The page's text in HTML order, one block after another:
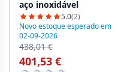
aço inoxidável
5.0(2)
Novo estoque esperado em
02-09-2026
438,01 €
401,53 €